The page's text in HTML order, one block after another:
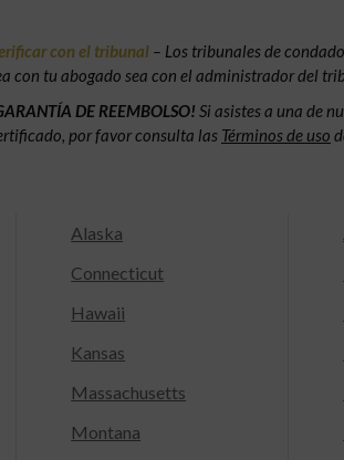
con el tribunal – Los tribunales de
con tu abogado sea con el administrador del
DE REEMBOLSO! Si asistes a una de
por favor consulta las Términos de uso
Alaska
Connecticut
Hawaii
Kansas
Massachusetts
Montana